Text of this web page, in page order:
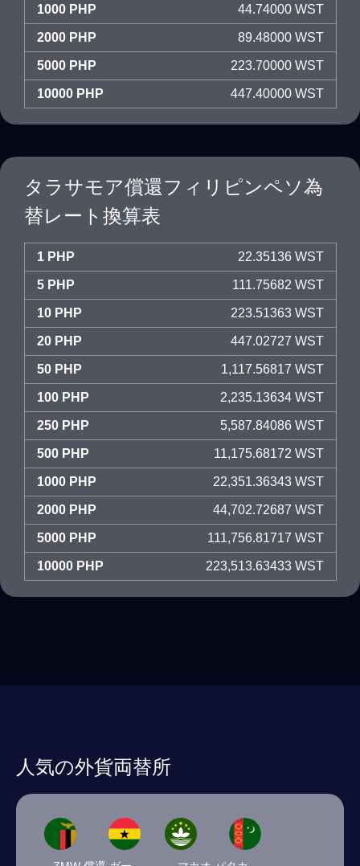
1000 PHP 44.74000 WST
2000 PHP 89.48000 WST
5000 PHP 223.70000 WST
10000 PHP 447.40000 WST
タラサモア償還フィリピンペソ為
替レート換算表
1 PHP 22.35136 WST
5 PHP 111.75682 WST
10 PHP 223.51363 WST
20 PHP 447.02727 WST
50 PHP 1,117.56817 WST
100 PHP 2,235.13634 WST
250 PHP 5,587.84086 WST
500 PHP 11,175.68172 WST
1000 PHP 22,351.36343 WST
2000 PHP 44,702.72687 WST
5000 PHP 111,756.81717 WST
10000 PHP 223,513.63433 WST
人気の外貨両替所